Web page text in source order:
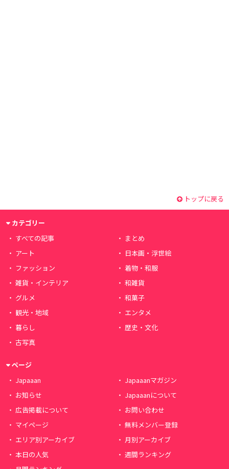
トップに戻る
カテゴリー
すべての記事
まとめ
アート
日本画・浮世絵
ファッション
着物・和服
雑貨・インテリア
和雑貨
グルメ
和菓子
観光・地域
エンタメ
暮らし
歴史・文化
古写真
ページ
Japaaan
Japaaanマガジン
お知らせ
Japaaanについて
広告掲載について
お問い合わせ
マイページ
無料メンバー登録
エリア別アーカイブ
月別アーカイブ
本日の人気
週間ランキング